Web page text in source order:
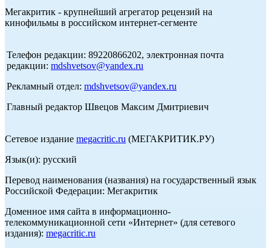
Мегакритик - крупнейший агрегатор рецензий на
кинофильмы в российском интернет-сегменте
Телефон редакции: 89220866202, электронная почта
редакции: mdshvetsov@yandex.ru
Рекламный отдел: mdshvetsov@yandex.ru
Главный редактор Швецов Максим Дмитриевич
Сетевое издание megacritic.ru (МЕГАКРИТИК.РУ)
Язык(и): русский
Перевод наименования (названия) на государственный язык
Российской Федерации: Мегакритик
Доменное имя сайта в информационно-
телекоммуникационной сети «Интернет» (для сетевого
издания): megacritic.ru